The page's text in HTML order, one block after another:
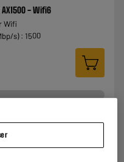
AX1500 - Wifi6
Wifi
s) : 1500